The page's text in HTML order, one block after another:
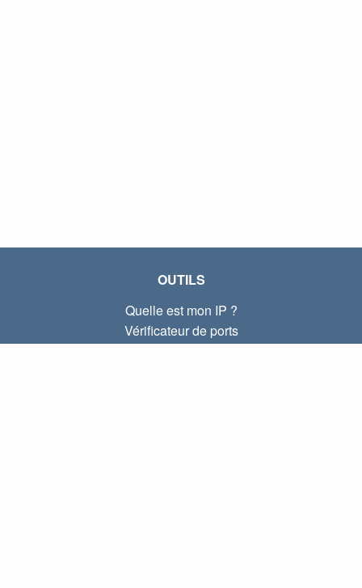
OUTILS
Quelle est mon IP ?
Vérificateur de ports